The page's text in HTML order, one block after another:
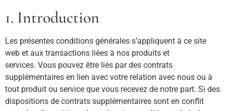
1. Introduction
Les présentes conditions générales s’appliquent à ce site
web et aux transactions liées à nos produits et
services. Vous pouvez être liés par des contrats
supplémentaires en lien avec votre relation avec nous ou à
tout produit ou service que vous recevez de notre part. Si des
dispositions de contrats supplémentaires sont en conflit